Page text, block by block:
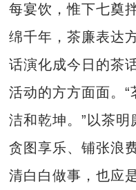
每宴饮，惟下七奠
绵千年，茶廉表达
话演化成今日的茶
活动的方方面面。
洁和乾坤。”以茶明
贪图享乐、铺张浪
清白白做事，也应